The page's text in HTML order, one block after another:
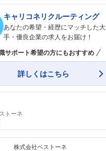
キャリコネリクルーティング
あなたの希望・経歴にマッチした大
手・優良企業の求人をお届け！
サポート希望の方にもおすすめ
詳しくはこちら
トーネ
株式会社ベストーネ